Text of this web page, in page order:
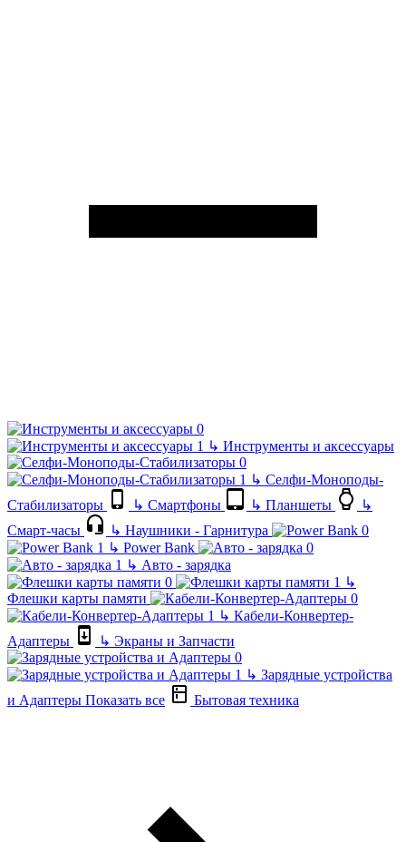
↳ Инструменты и аксессуары
↳ Селфи-Моноподы-
Стабилизаторы
↳ Смартфоны ↳ Планшеты
↳
Смарт-часы
↳ Наушники - Гарнитура
↳ Power Bank
↳ Авто - зарядка
↳
Флешки карты памяти
↳ Кабели-Конвертер-
Адаптеры
↳ Экраны и Запчасти
↳ Зарядные устройства
и Адаптеры Показать все Бытовая техника